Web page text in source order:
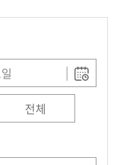
전체